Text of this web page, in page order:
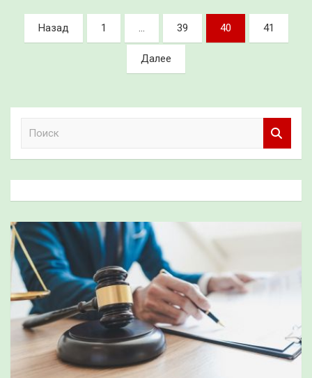
Пагинация
записей
Назад 1 … 39 40 41
Далее
к